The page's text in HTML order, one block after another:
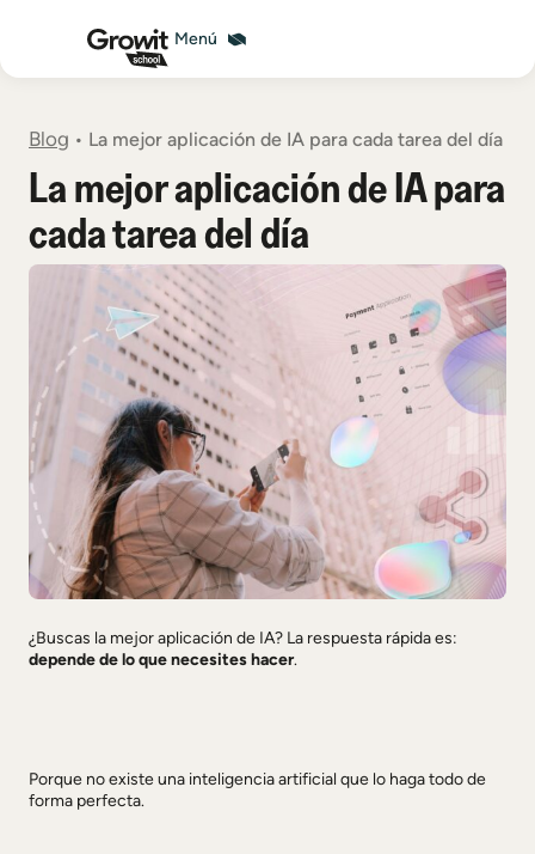
Blog • La mejor aplicación de IA para cada tarea del día
La mejor aplicación de IA para
cada tarea del día
¿Buscas la mejor aplicación de IA? La respuesta rápida es:
depende de lo que necesites hacer.
Porque no existe una inteligencia artificial que lo haga todo de
forma perfecta.